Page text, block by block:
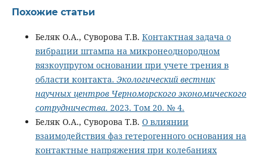
Похожие статьи
Беляк О.А., Суворова Т.В. Контактная задача о
вибрации штампа на микронеоднородном
вязкоупругом основании при учете трения в
области контакта. Экологический вестник
научных центров Черноморского экономического
сотрудничества. 2023. Том 20. № 4.
Беляк О.А., Суворова Т.В. О влиянии
взаимодействия фаз гетерогенного основания на
контактные напряжения при колебаниях